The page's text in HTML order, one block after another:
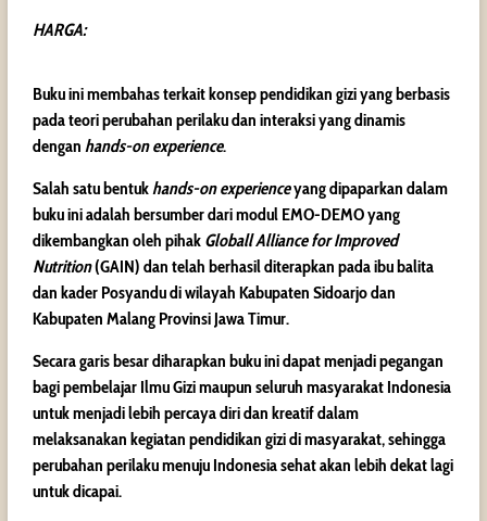
HARGA:
Buku ini membahas terkait konsep pendidikan gizi yang berbasis
pada teori perubahan perilaku dan interaksi yang dinamis
dengan hands-on experience.
Salah satu bentukhands-on experienceyang dipaparkan dalam
buku ini adalah bersumber dari modul EMO-DEMO yang
dikembangkan oleh pihak Globall Alliance for Improved
Nutrition(GAIN) dan telah berhasil diterapkan pada ibu balita
dan kader Posyandu di wilayah Kabupaten Sidoarjo dan
Kabupaten Malang Provinsi Jawa Timur.
Secara garis besar diharapkan buku ini dapat menjadi pegangan
bagi pembelajar Ilmu Gizi maupun seluruh masyarakat Indonesia
untuk menjadi lebih percaya diri dan kreatif dalam
melaksanakan kegiatan pendidikan gizi di masyarakat, sehingga
perubahan perilaku menuju Indonesia sehat akan lebih dekat lagi
untuk dicapai.